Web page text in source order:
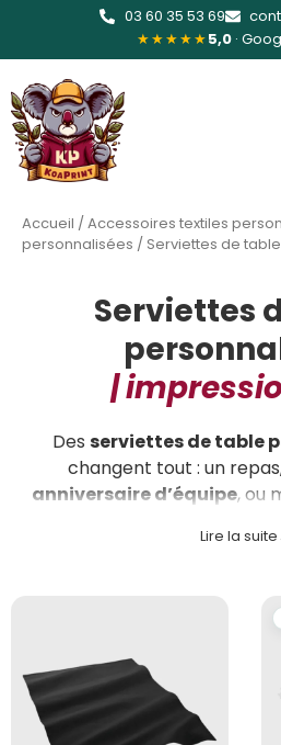
03 60 35 53 69
★★★★★5,0 ·
Accueil /Accessoires textiles
personnalisées / Serviettes de
Serviettes
|
Des serviettes de table
changent tout : un
anniversaire d’équipe, ou
: tu choisis,
Lire la suite